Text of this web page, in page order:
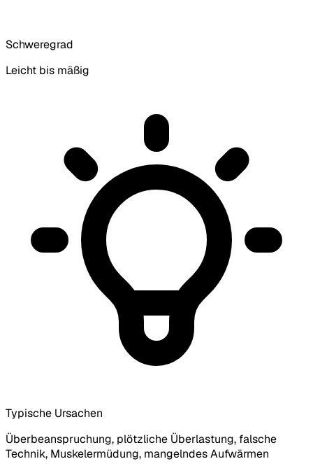
Schweregrad
Leicht bis mäßig
Typische Ursachen
Überbeanspruchung, plötzliche Überlastung, falsche
Technik, Muskelermüdung, mangelndes Aufwärmen